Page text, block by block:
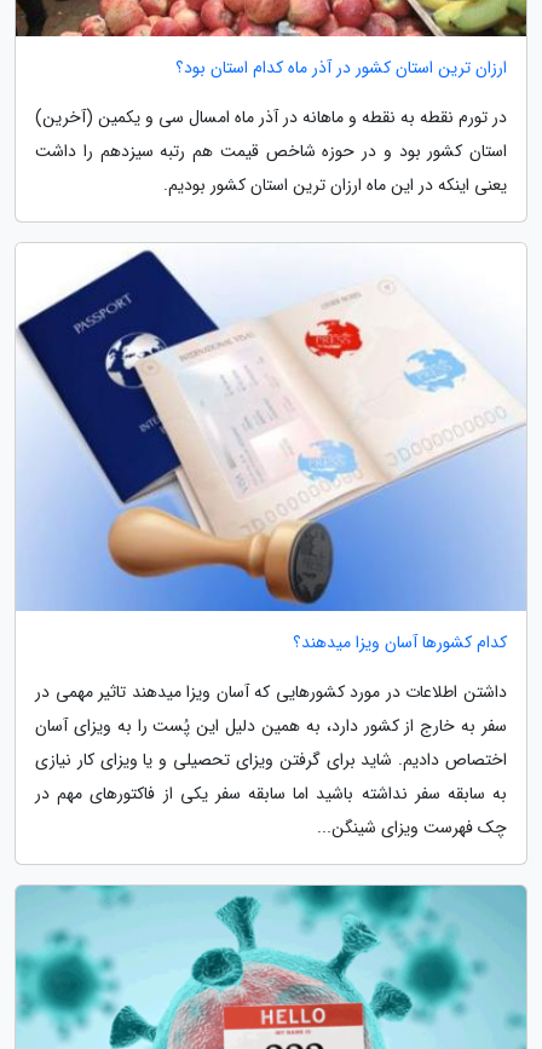
ارزان ترین استان کشور در آذر ماه کدام استان بود؟
در تورم نقطه به نقطه و ماهانه در آذر ماه امسال سی و یکمین (آخرین)
استان کشور بود و در حوزه شاخص قیمت هم رتبه سیزدهم را داشت
یعنی اینکه در این ماه ارزان ترین استان کشور بودیم.
کدام کشورها آسان ویزا میدهند؟
داشتن اطلاعات در مورد کشورهایی که آسان ویزا میدهند تاثیر مهمی در
سفر به خارج از کشور دارد، به همین دلیل این پُست را به ویزای آسان
اختصاص دادیم. شاید برای گرفتن ویزای تحصیلی و یا ویزای کار نیازی
به سابقه سفر نداشته باشید اما سابقه سفر یکی از فاکتورهای مهم در
چک فهرست ویزای شینگن...